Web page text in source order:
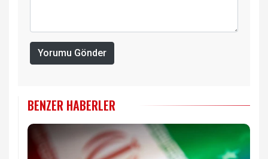
Yorumu Gönder
BENZER HABERLER